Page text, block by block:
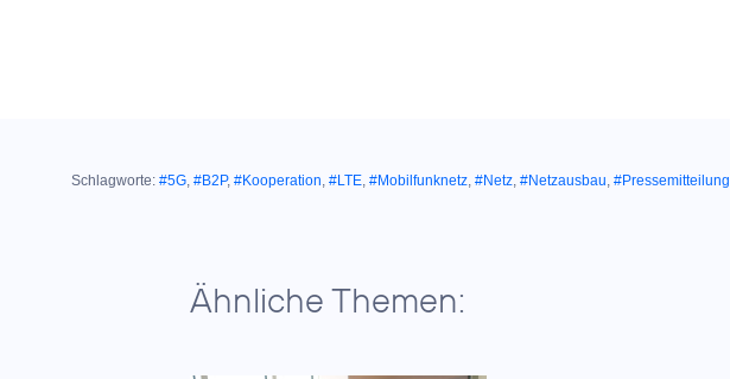
Schlagworte: #5G, #B2P, #Kooperation, #LTE, #Mobilfunknetz, #Netz, #Netzausbau, #Pressemitteilung
Ähnliche Themen: